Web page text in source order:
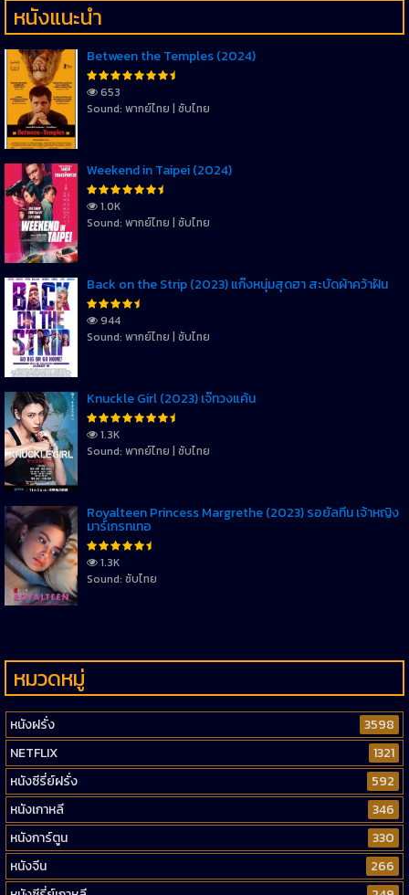
หนังแนะนำ
Between the Temples (2024)
653
Sound: พากย์ไทย | ซับไทย
Weekend in Taipei (2024)
1.0K
Sound: พากย์ไทย | ซับไทย
Back on the Strip (2023) แก๊งหนุ่มสุดฮา สะบัดผ้าคว้าฝัน
944
Sound: พากย์ไทย | ซับไทย
Knuckle Girl (2023) เจ๊ทวงแค้น
1.3K
Sound: พากย์ไทย | ซับไทย
Royalteen Princess Margrethe (2023) รอยัลทีน เจ้าหญิง
มาร์เกรทเทอ
1.3K
Sound: ซับไทย
หมวดหมู่
หนังฝรั่ง
3598
NETFLIX
1321
หนังซีรี่ย์ฝรั่ง
592
หนังเกาหลี
346
หนังการ์ตูน
330
หนังจีน
266